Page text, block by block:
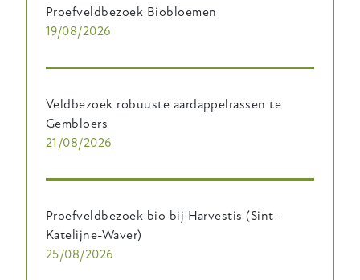
Proefveldbezoek Biobloemen
19/08/2026
Veldbezoek robuuste aardappelrassen te
Gembloers
21/08/2026
Proefveldbezoek bio bij Harvestis (Sint-
Katelijne-Waver)
25/08/2026